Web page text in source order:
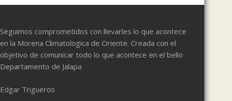
Seguimos comprometidos con llevarles lo que acontece
en la Morena Climatologica de Oriente. Creada con el
objetivo de comunicar todo lo que acontece en el bello
Departamento de Jalapa
Edgar Trigueros